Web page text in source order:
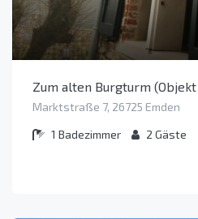
Zum alten Burgturm (Objekt
Marktstraße 7, 26725 Emden
1 Badezimmer 2 Gäste